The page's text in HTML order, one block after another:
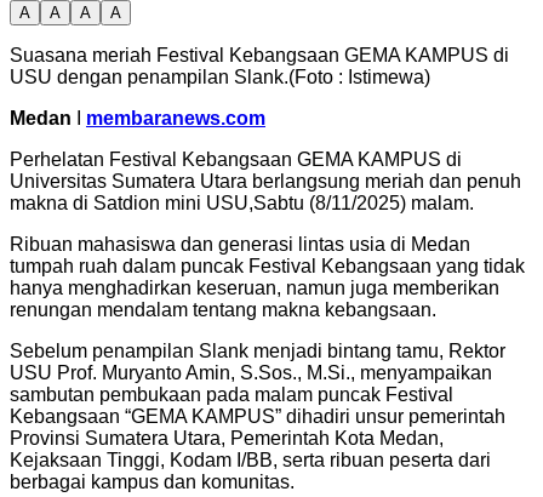
A A A A
Suasana meriah Festival Kebangsaan GEMA KAMPUS di
USU dengan penampilan Slank.(Foto : Istimewa)
Medan
membaranews.com
Perhelatan Festival Kebangsaan GEMA KAMPUS di
Universitas Sumatera Utara berlangsung meriah dan penuh
makna di Satdion mini USU,Sabtu (8/11/2025) malam.
Ribuan mahasiswa dan generasi lintas usia di Medan
tumpah ruah dalam puncak Festival Kebangsaan yang tidak
hanya menghadirkan keseruan, namun juga memberikan
renungan mendalam tentang makna kebangsaan.
Sebelum penampilan Slank menjadi bintang tamu, Rektor
USU Prof. Muryanto Amin, S.Sos., M.Si., menyampaikan
sambutan pembukaan pada malam puncak Festival
Kebangsaan “GEMA KAMPUS” dihadiri unsur pemerintah
Provinsi Sumatera Utara, Pemerintah Kota Medan,
Kejaksaan Tinggi, Kodam I/BB, serta ribuan peserta dari
berbagai kampus dan komunitas.